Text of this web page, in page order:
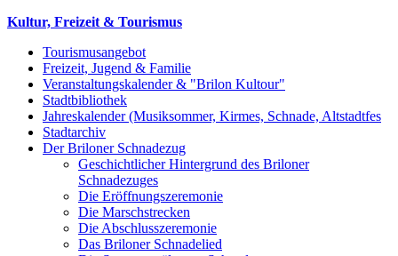
Kultur, Freizeit & Tourismus
Tourismusangebot
Freizeit, Jugend & Familie
Veranstaltungskalender & "Brilon Kultour"
Stadtbibliothek
Jahreskalender (Musiksommer, Kirmes, Schnade, Altstadtfes
Stadtarchiv
Der Briloner Schnadezug
Geschichtlicher Hintergrund des Briloner
Schnadezuges
Die Eröffnungszeremonie
Die Marschstrecken
Die Abschlusszeremonie
Das Briloner Schnadelied